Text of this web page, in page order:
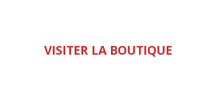
VISITER LA BOUTIQUE